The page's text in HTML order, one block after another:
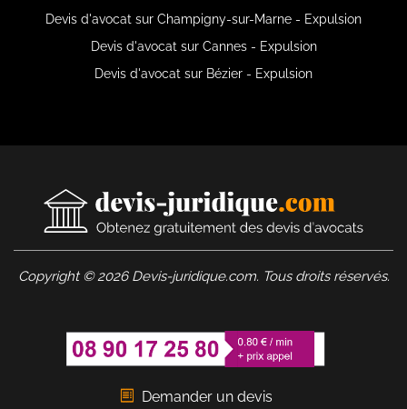
Devis d'avocat sur Champigny-sur-Marne - Expulsion
Devis d'avocat sur Cannes - Expulsion
Devis d'avocat sur Bézier - Expulsion
Copyright © 2026 Devis-juridique.com. Tous droits réservés.
Demander un devis